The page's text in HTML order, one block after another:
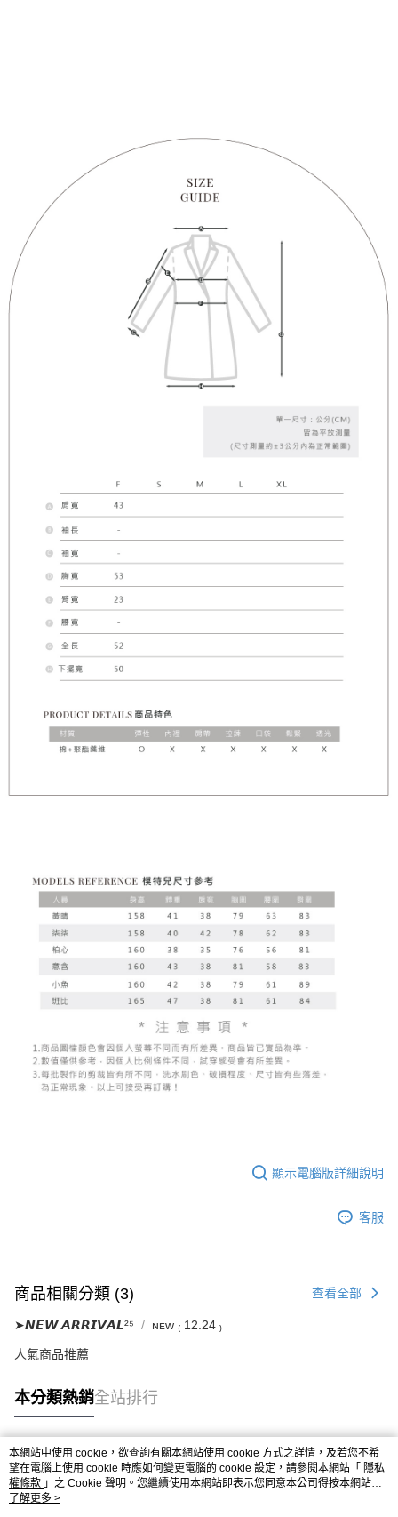
顯示電腦版詳細說明
客服
商品相關分類 (3) 查看全部
➤𝙉𝙀𝙒 𝘼𝙍𝙍𝙄𝙑𝘼𝙇²⁵ ɴᴇᴡ ₍ 12.24 ₎
人氣商品推薦
本分類熱銷全站排行
熱門標籤
本網站中使用 cookie，欲查詢有關本網站使用 cookie 方式之詳情，及若您不希
望在電腦上使用 cookie 時應如何變更電腦的 cookie 設定，請參閱本網站「 隱私
權條款 」之 Cookie 聲明。您繼續使用本網站即表示您同意本公司得按本網站使
用條款之 Cookie 聲明使用 cookie。
了解更多 >